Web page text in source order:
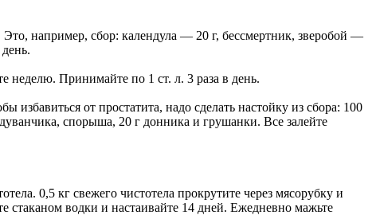
например, сбор: календула — 20 г, бессмертник, зверобой —
неделю. Принимайте по 1 ст. л. 3 раза в день.
от простатита, надо сделать настойку из сбора: 100
спорыша, 20 г донника и грушанки. Все залейте
0,5 кг свежего чистотела прокрутите через мясорубку и
стаканом водки и настаивайте 14 дней. Ежедневно мажьте